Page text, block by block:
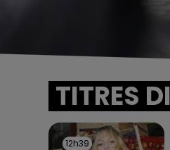
TITRES
12h39
12h39